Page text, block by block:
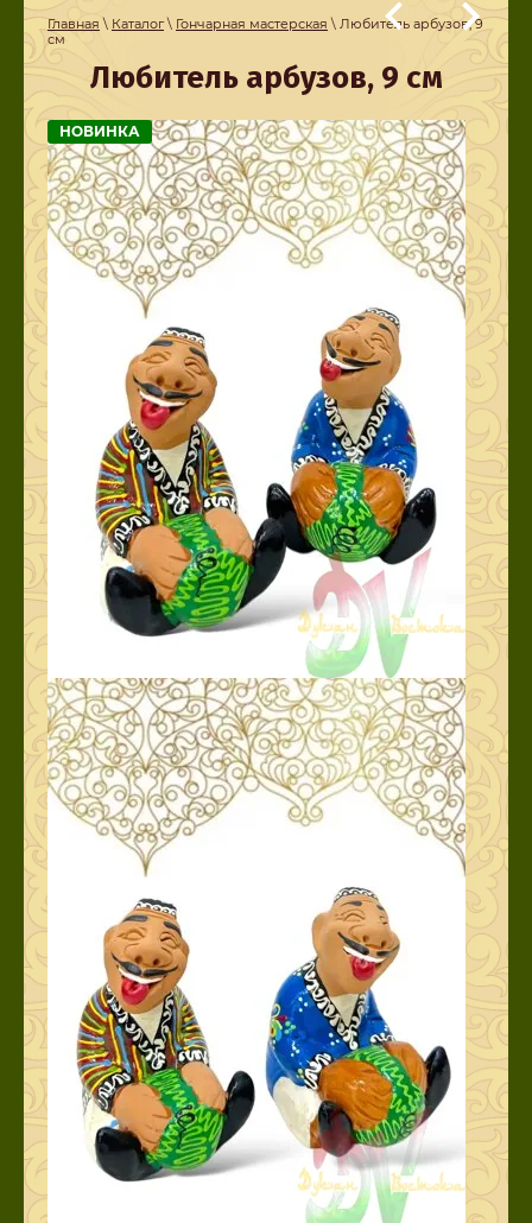
Главная \ Каталог\ Гончарная мастерская \ Любитель арбузов, 9
см
Любитель арбузов, 9 см
НОВИНКА